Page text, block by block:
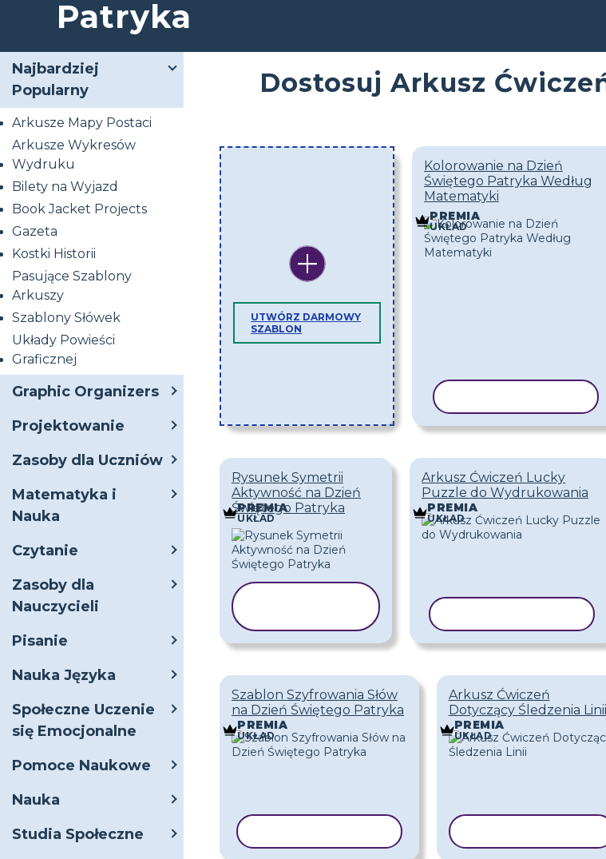
Patryka
Najbardziej
Popularny
Arkusze Mapy Postaci
Arkusze Wykresów
Wydruku
Bilety na Wyjazd
Book Jacket Projects
Gazeta
Kostki Historii
Pasujące Szablony
Arkuszy
Szablony Słówek
Układy Powieści
Graficznej
Graphic Organizers
Projektowanie
Zasoby dla Uczniów
Matematyka i
Nauka
Czytanie
Zasoby dla
Nauczycieli
Pisanie
Nauka Języka
Społeczne Uczenie
się Emocjonalne
Pomoce Naukowe
Nauka
Studia Społeczne
Dostosuj Arkusz
UTWÓRZ DARMOWY
SZABLON
Kolorowanie na Dzień
Świętego Patryka Według
Matematyki
PREMIA
UKŁAD
Rysunek Symetrii
Aktywność na Dzień
Świętego Patryka
PREMIA
UKŁAD
Arkusz Ćwiczeń Lucky
Puzzle do Wydrukowania
PREMIA
UKŁAD
Szablon Szyfrowania Słów
na Dzień Świętego Patryka
PREMIA
UKŁAD
Arkusz Ćwiczeń
Dotyczący Śledzenia Linii
PREMIA
UKŁAD